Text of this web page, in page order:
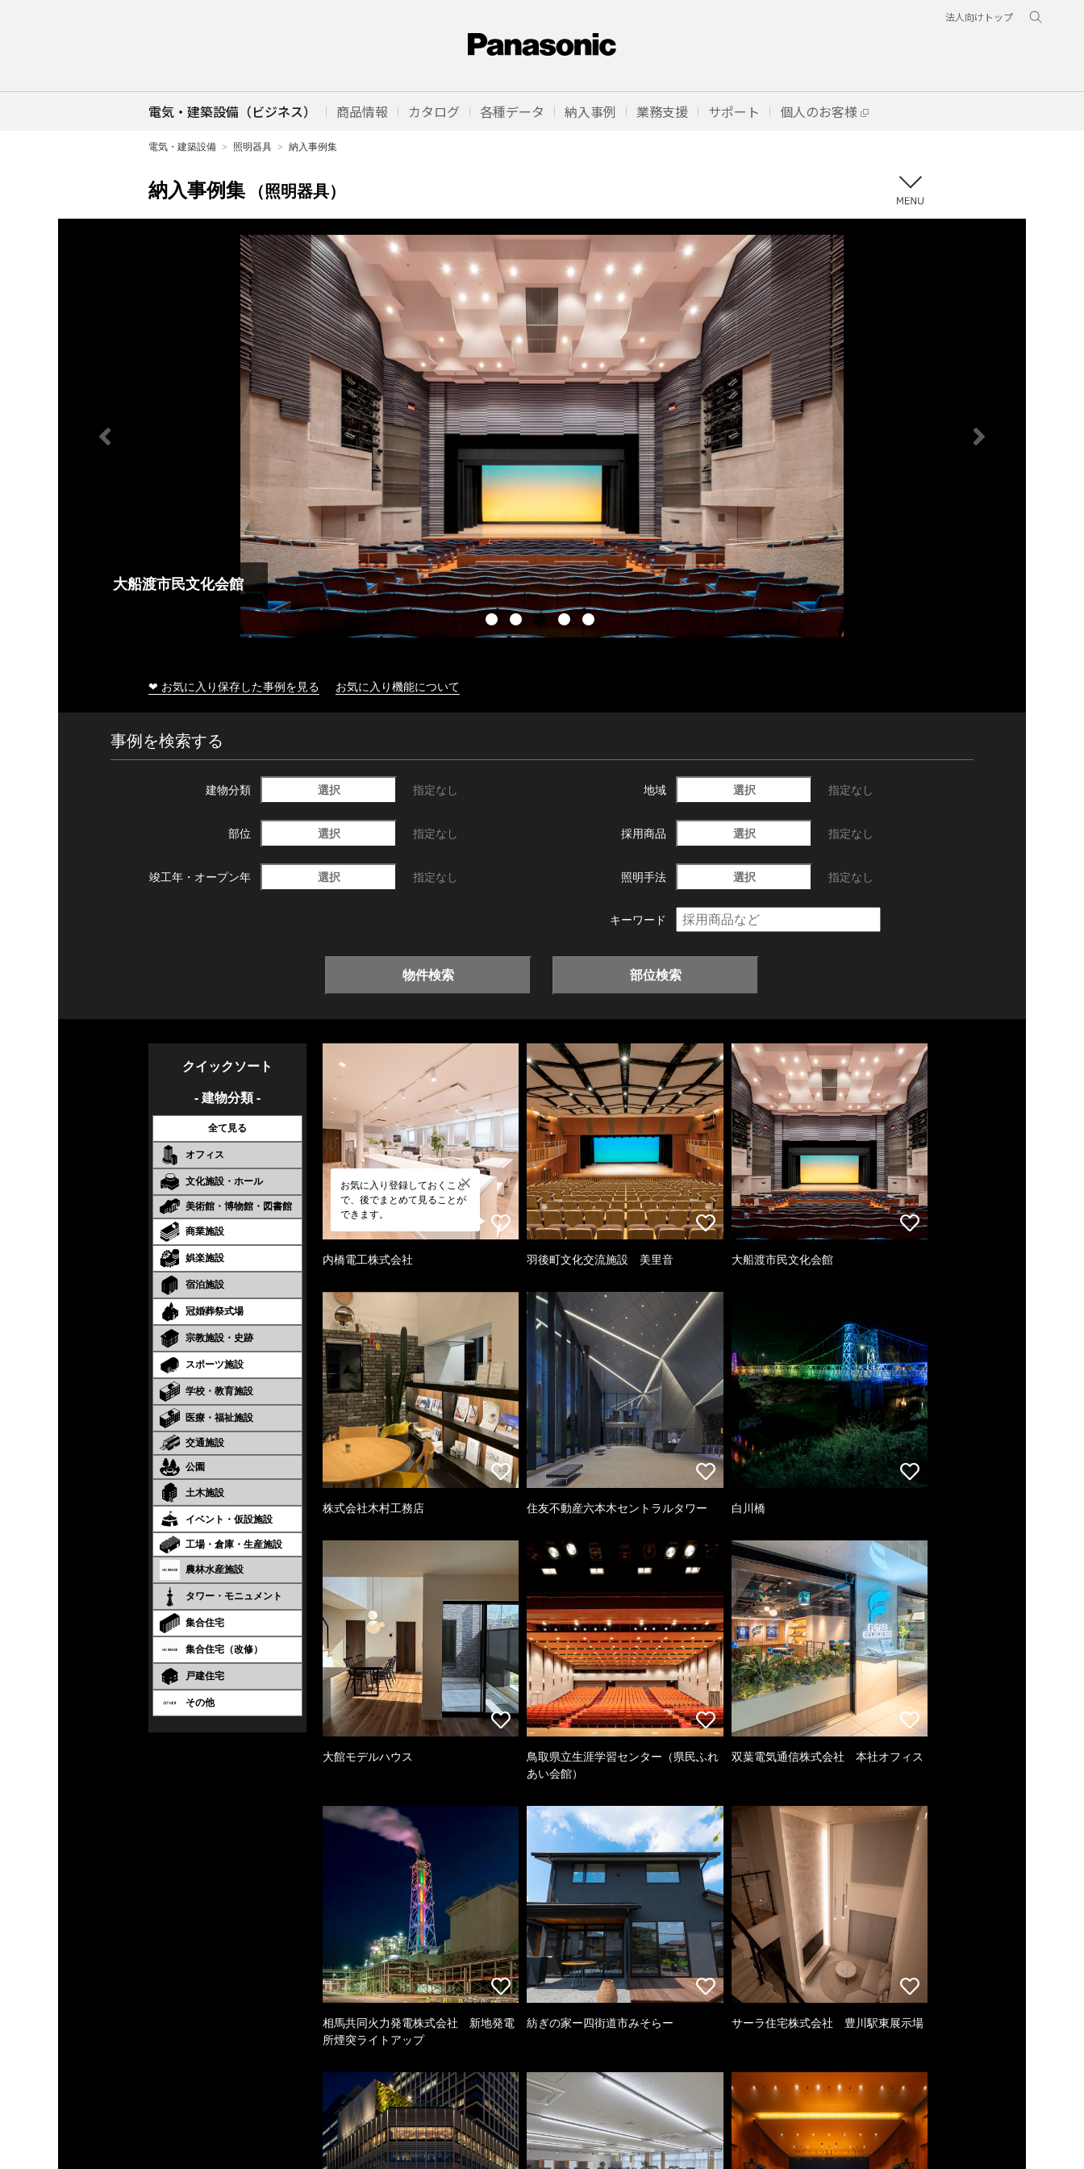
法人向けトップ
電気・建築設備（ビジネス） 商品情報 カタログ 各種データ 納入事例 業務支援 サポート 個人のお客様
電気・建築設備 照明器具 納入事例集
納入事例集 （照明器具）
大船渡市民文化会館
❤ お気に入り保存した事例を見る お気に入り機能について
事例を検索する
建物分類 選択 指定なし 地域 選択 指定なし
部位 選択 指定なし 採用商品 選択 指定なし
竣工年・ オープン年 選択 指定なし 照明手法 選択 指定なし
キーワード
物件検索 部位検索
クイックソート
- 建物分類 -
全て見る
オフィス
文化施設・ホール
美術館・博物館・図書館
商業施設
娯楽施設
宿泊施設
冠婚葬祭式場
宗教施設・史跡
スポーツ施設
学校・教育施設
医療・福祉施設
交通施設
公園
土木施設
イベント・仮設施設
工場・倉庫・生産施設
農林水産施設
タワー・モニュメント
集合住宅
集合住宅（改修）
戸建住宅
その他
お気に入り登録しておくこと
で、後でまとめて見ることが
できます。
内橋電工株式会社 羽後町文化交流施設 美里音 大船渡市民文化会館
株式会社木村工務店 住友不動産六本木セントラルタワー 白川橋
大館モデルハウス
鳥取県立生涯学習センター（県民ふれ
あい会館）
双葉電気通信株式会社 本社オフィス
相馬共同火力発電株式会社 新地発電
所煙突ライトアップ
紡ぎの家ー四街道市みそらー サーラ住宅株式会社 豊川駅東展示場